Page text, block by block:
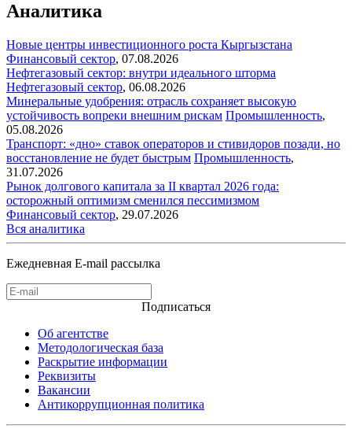
Аналитика
Новые центры инвестиционного роста Кыргызстана
Финансовый сектор, 07.08.2026
Нефтегазовый сектор: внутри идеального шторма
Нефтегазовый сектор, 06.08.2026
Минеральные удобрения: отрасль сохраняет высокую
устойчивость вопреки внешним рискам Промышленность,
05.08.2026
Транспорт: «дно» ставок операторов и стивидоров позади, но
восстановление не будет быстрым Промышленность,
31.07.2026
Рынок долгового капитала за II квартал 2026 года:
осторожный оптимизм сменился пессимизмом
Финансовый сектор, 29.07.2026
Вся аналитика
Ежедневная E-mail рассылка
Подписаться
Об агентстве
Методологическая база
Раскрытие информации
Реквизиты
Вакансии
Антикоррупционная политика